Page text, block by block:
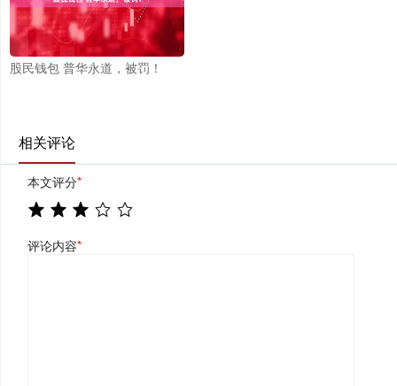
股民钱包 普华永道，被罚！
相关评论
本文评分*
评论内容*